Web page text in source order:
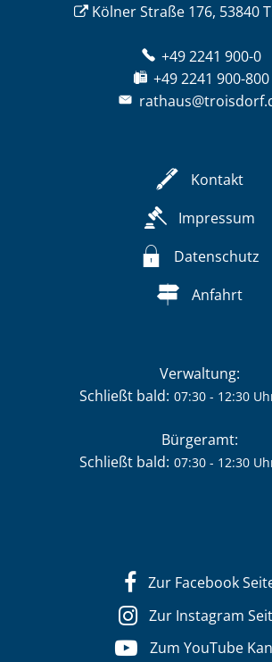
Kölner Straße 176, 53840
+49 2241 900-0
+49 2241 900-800
Kontakt
Impressum
Datenschutz
Anfahrt
Verwaltung:
Klicken, um weitere
Schließt bald: 07:30 - 12:30
Bürgeramt:
Klicken, um weitere
Schließt bald: 07:30 - 12:30
Zur Facebook
Zur Instagram
Zum YouTube